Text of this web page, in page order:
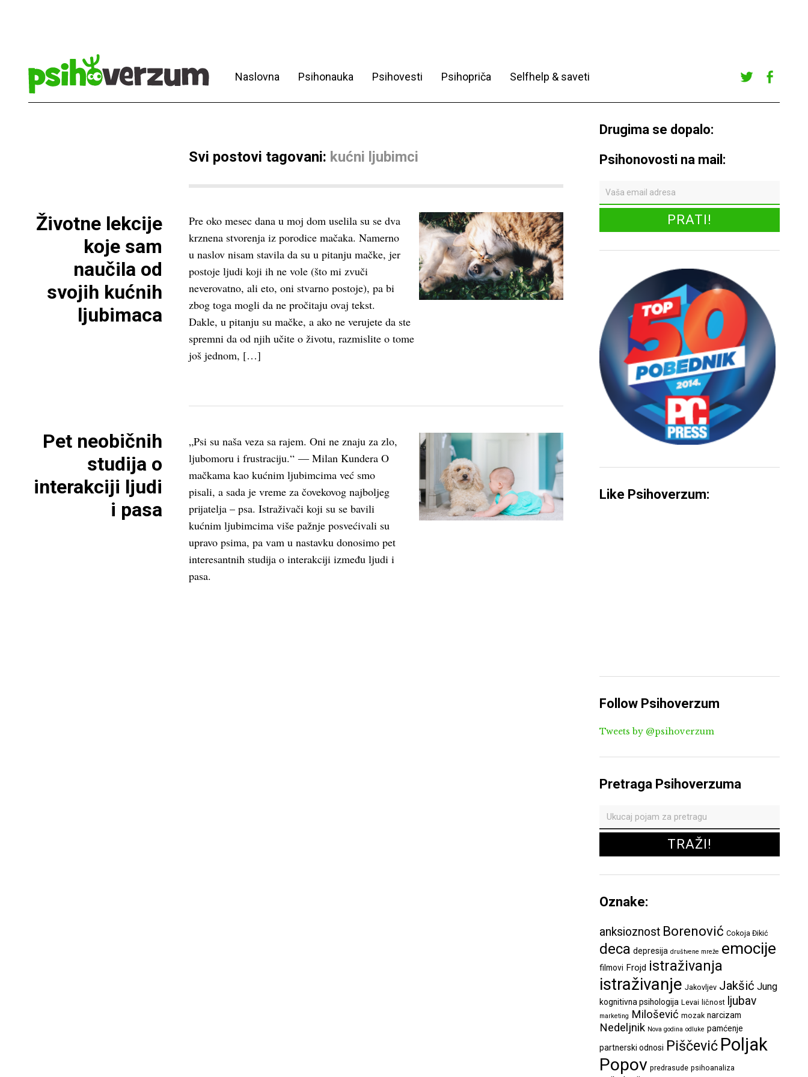
Naslovna Psihonauka Psihovesti Psihopriča Selfhelp & saveti
r
ook
Svi postovi tagovani: kućni ljubimci
Životne lekcije
koje sam
naučila od
svojih kućnih
ljubimaca
Pre oko mesec dana u moj dom uselila su se dva
krznena stvorenja iz porodice mačaka. Namerno
u naslov nisam stavila da su u pitanju mačke, jer
postoje ljudi koji ih ne vole (što mi zvuči
neverovatno, ali eto, oni stvarno postoje), pa bi
zbog toga mogli da ne pročitaju ovaj tekst.
Dakle, u pitanju su mačke, a ako ne verujete da ste
spremni da od njih učite o životu, razmislite o tome
još jednom, […]
Pet neobičnih
studija o
interakciji ljudi
i pasa
„Psi su naša veza sa rajem. Oni ne znaju za zlo,
ljubomoru i frustraciju.“ ― Milan Kundera O
mačkama kao kućnim ljubimcima već smo
pisali, a sada je vreme za čovekovog najboljeg
prijatelja – psa. Istraživači koji su se bavili
kućnim ljubimcima više pažnje posvećivali su
upravo psima, pa vam u nastavku donosimo pet
interesantnih studija o interakciji između ljudi i
pasa.
Drugima se dopalo:
Psihonovosti na mail:
Like Psihoverzum:
Follow Psihoverzum
Tweets by @psihoverzum
Pretraga Psihoverzuma
Oznake:
anksioznost Borenović Cokoja Đikić
deca depresija društvene mreže emocije
filmovi Frojd istraživanja
istraživanje Jakovljev Jakšić Jung
kognitivna psihologija Levai ličnost ljubav
marketing Milošević mozak narcizam
Nedeljnik Nova godina odluke pamćenje
partnerski odnosi Piščević Poljak
Popov predrasude psihoanaliza